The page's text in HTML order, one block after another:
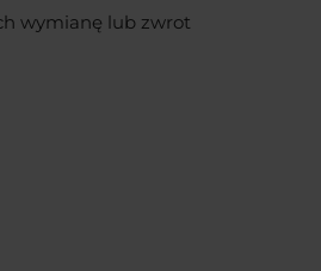
wymianę lub zwrot